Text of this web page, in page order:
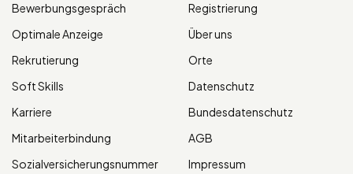
Bewerbungsgespräch
Optimale Anzeige
Rekrutierung
Soft Skills
Karriere
Mitarbeiterbindung
Sozialversicherungsnummer
Registrierung
Über uns
Orte
Datenschutz
Bundesdatenschutz
AGB
Impressum